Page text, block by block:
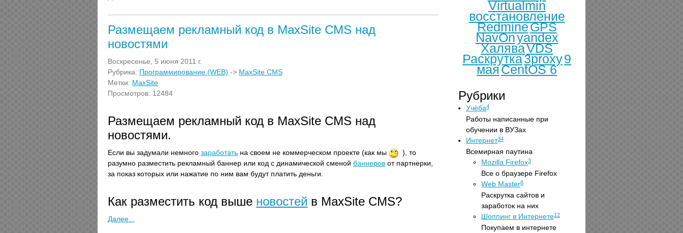
Размещаем рекламный код в MaxSite CMS над
новостями
Воскресенье, 5 июня 2011 г.
Рубрика: Программирование (WEB) -> MaxSite CMS
Метки: MaxSite
Просмотров: 12484
Размещаем рекламный код в MaxSite CMS над
новостями.
Если вы задумали немного заработать на своем не коммерческом проекте (как мы
), то
разумно разместить рекламный баннер или код с динамической сменой баннеров от партнерки,
за показ которых или нажатие по ним вам будут платить деньги.
Как разместить код выше новостей в MaxSite CMS?
Далее...
Virtualmin
восстановление
RedmineGPS
NavOnyandex
ХаляваVDS
Раскрутка3proxy9
маяCentOS 6
Рубрики
Учёба4
Работы написанные при
обучении в ВУЗах
Интернет34
Всемирная паутина
Mozilla Firefox3
Все о браузере Firefox
Web Master8
Раскрутка сайтов и
заработок на них
Шоппинг в Интернете12
Покупаем в интернете